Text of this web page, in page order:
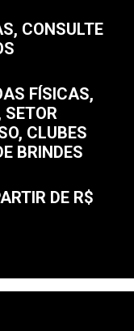
CONSULTE
FÍSICAS,
SETOR
CLUBES
BRINDES
DE R$